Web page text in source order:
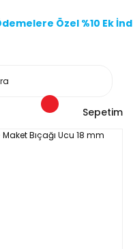
Özel %10 Ek
Sepetim